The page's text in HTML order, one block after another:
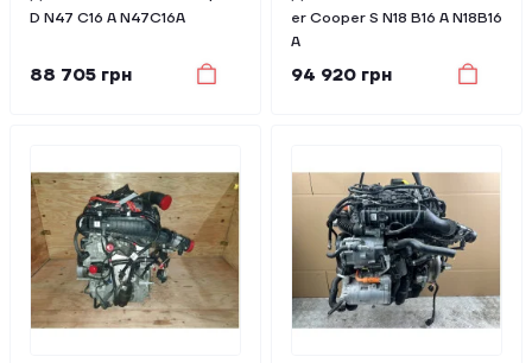
D N47 C16 A N47C16A
88 705 грн
er Cooper S N18 B16 A N18B16
A
94 920 грн